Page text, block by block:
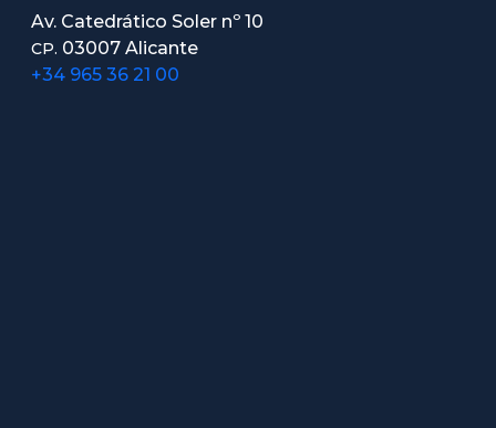
Av. Catedrático Soler nº 10
CP. 03007 Alicante
+34 965 36 21 00